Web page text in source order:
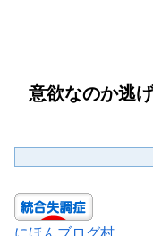
意欲なのか逃
にほんブログ村